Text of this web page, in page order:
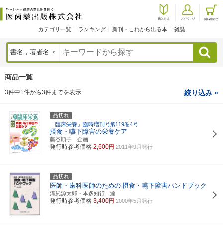
カテゴリ一覧 ランキング 新刊・これから出る本 雑誌
検索
商品一覧
3件中1件から3件までを表示 絞り込み »
品切れ
「臨床栄養」臨時増刊号第119巻4号
摂食・嚥下障害の栄養ケア
藤谷順子 企画
発行時参考価格 2,600円 2011年9月発行
品切れ
医師・歯科医師のための 摂食・嚥下障害ハンドブック
溝尻源太郎・本多知行 編
発行時参考価格 3,400円 2000年5月発行